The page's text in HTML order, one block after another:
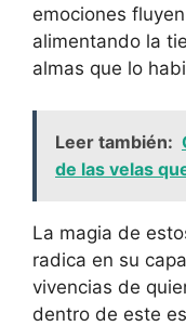
emociones
alimentando la
almas que lo
Leer también:
de las velas
La magia de
radica en su
vivencias de
dentro de este